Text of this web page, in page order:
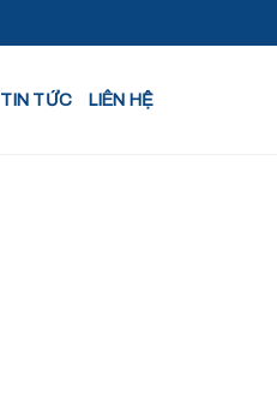
TIN TỨC LIÊN HỆ